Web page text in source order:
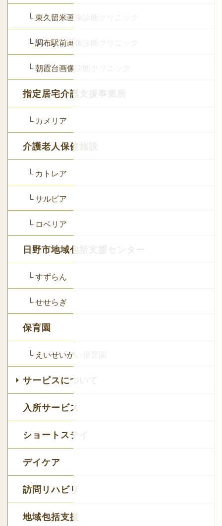
└ 東久留米画像診断クリニック
└ 調布駅前画像診断クリニック
└ 朝霞台画像診断クリニック
指定居宅介護支援事業所
└ カメリア
介護老人保健施設
└ カトレア
└ サルビア
└ ロベリア
日野市地域包括支援センター
└ すずらん
└ せせらぎ
保育園
└ えいせいかい保育園
サービスについて
入所サービス
ショートステイ
デイケア
訪問リハビリ
地域包括支援